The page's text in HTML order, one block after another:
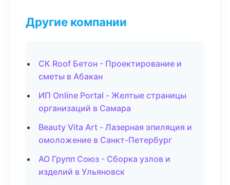
Другие компании
СК Roof Бетон - Проектирование и
сметы в Абакан
ИП Online Portal - Желтые страницы
организаций в Самара
Beauty Vita Art - Лазерная эпиляция и
омоложение в Санкт-Петербург
АО Групп Союз - Сборка узлов и
изделий в Ульяновск